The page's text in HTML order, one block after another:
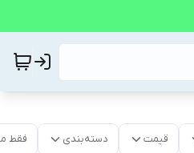
قیمت دسته‌بندی فقط